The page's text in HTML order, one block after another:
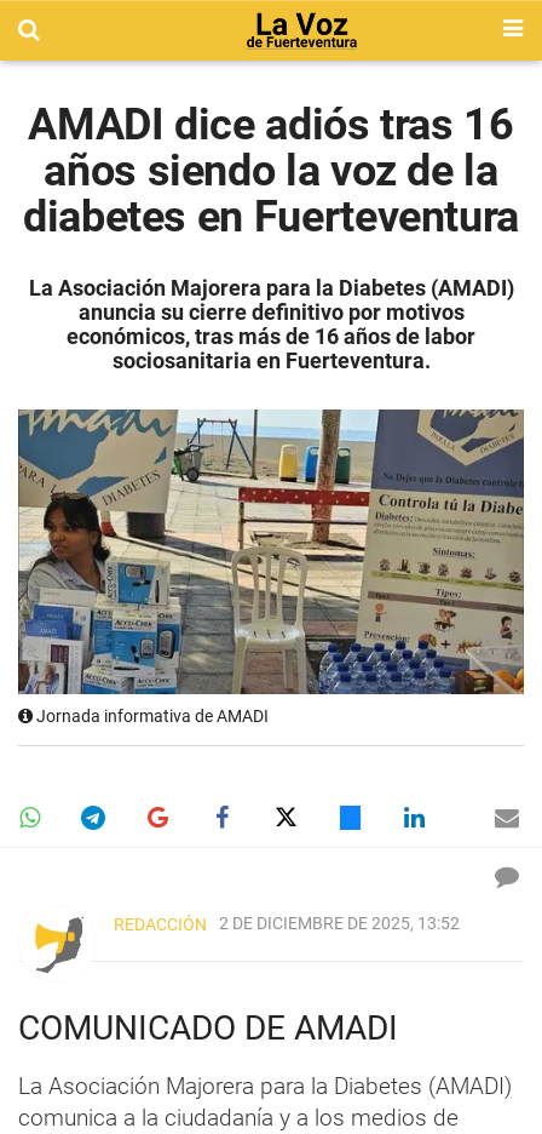
AMADI dice adiós tras 16
años siendo la voz de la
diabetes en Fuerteventura
La Asociación Majorera para la Diabetes (AMADI)
anuncia su cierre definitivo por motivos
económicos, tras más de 16 años de labor
sociosanitaria en Fuerteventura.
Jornada informativa de AMADI
REDACCIÓN 2 DE DICIEMBRE DE 2025, 13:52
COMUNICADO DE AMADI
La Asociación Majorera para la Diabetes (AMADI)
comunica a la ciudadanía y a los medios de